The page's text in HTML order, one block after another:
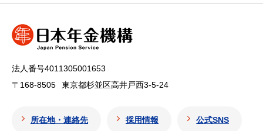
法人番号4011305001653
〒168-8505
東京都杉並区高井戸西3-5-24
所在地・連絡先 採用情報 公式SNS